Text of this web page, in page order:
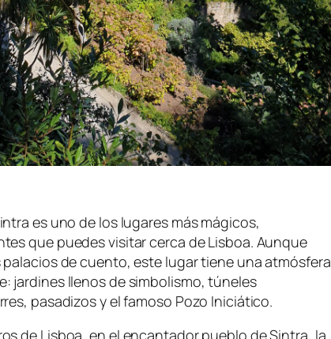
es uno de los lugares más mágicos,
que puedes visitar cerca de Lisboa. Aunque
de cuento, este lugar tiene una atmósfera
jardines llenos de simbolismo, túneles
pasadizos y el famoso Pozo Iniciático.
de Lisboa, en el encantador pueblo de Sintra, la